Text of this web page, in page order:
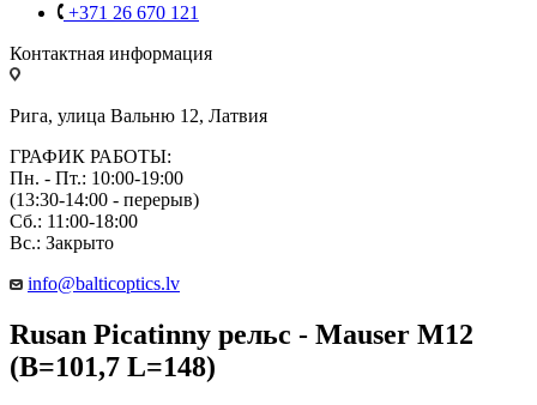
+371 26 670 121
Контактная информация
Рига, улица Вальню 12, Латвия
ГРАФИК РАБОТЫ:
Пн. - Пт.: 10:00-19:00
(13:30-14:00 - перерыв)
Сб.: 11:00-18:00
Вс.: Закрыто
info@balticoptics.lv
Rusan Picatinny рельс - Mauser M12
(B=101,7 L=148)